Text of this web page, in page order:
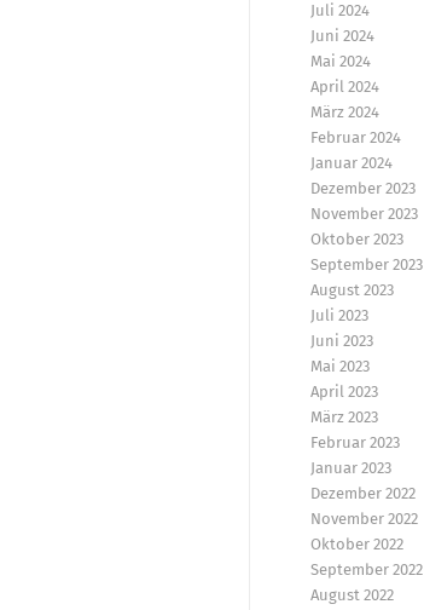
Juli 2024
Juni 2024
Mai 2024
April 2024
März 2024
Februar 2024
Januar 2024
Dezember 2023
November 2023
Oktober 2023
September 2023
August 2023
Juli 2023
Juni 2023
Mai 2023
April 2023
März 2023
Februar 2023
Januar 2023
Dezember 2022
November 2022
Oktober 2022
September 2022
August 2022